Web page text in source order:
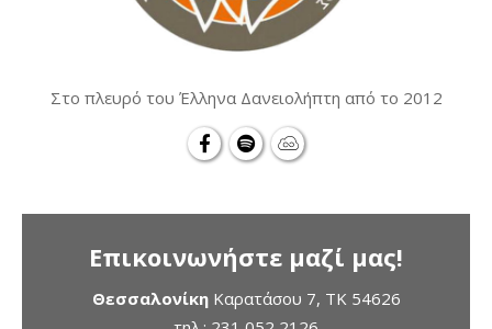
Στο πλευρό του Έλληνα Δανειολήπτη από το 2012
Επικοινωνήστε μαζί μας!
ΘεσσαλονίκηΚαρατάσου 7, TK 54626